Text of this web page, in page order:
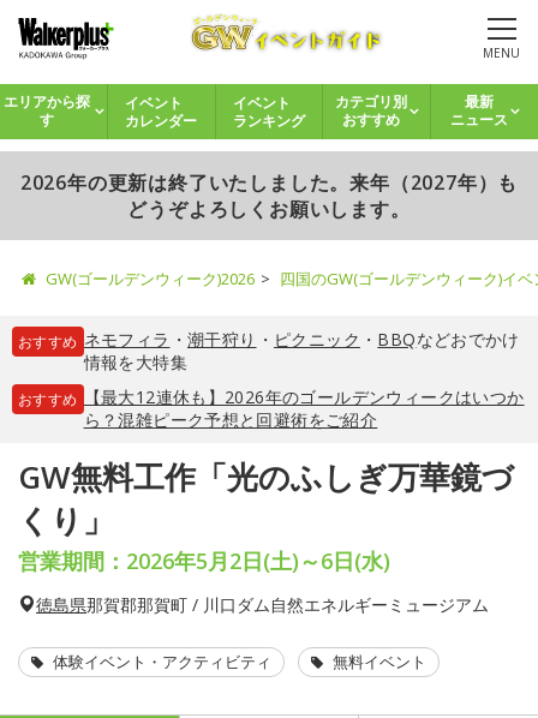
MENU
エリアから探
す
イベント
カレンダー
イベント
ランキング
カテゴリ別
おすすめ
最新
ニュース
2026年の更新は終了いたしました。来年（2027年）も
どうぞよろしくお願いします。
GW(ゴールデンウィーク)2026 四国のGW(ゴールデンウィーク)イ
おすすめ ネモフィラ ・ 潮干狩り ・ ピクニック ・ BBQなどおでかけ
情報を大特集
おすすめ
【最大12連休も】2026年のゴールデンウィークはいつか
ら？混雑ピーク予想と回避術をご紹介
GW無料工作「光のふしぎ万華鏡づ
くり」
営業期間：2026年5月2日(土)～6日(水)
徳島県那賀郡那賀町 / 川口ダム自然エネルギーミュージアム
体験イベント・アクティビティ 無料イベント